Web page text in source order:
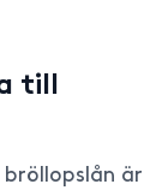
till
är